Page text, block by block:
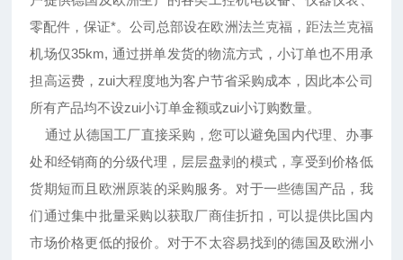
零配件，保证*。公司总部设在欧洲法兰克福，距法兰克福
机场仅35km, 通过拼单发货的物流方式，小订单也不用承
担高运费，zui大程度地为客户节省采购成本，因此本公司
所有产品均不设zui小订单金额或zui小订购数量。
通过从德国工厂直接采购，您可以避免国内代理、办事
处和经销商的分级代理，层层盘剥的模式，享受到价格低
货期短而且欧洲原装的采购服务。对于一些德国产品，我
们通过集中批量采购以获取厂商佳折扣，可以提供比国内
市场价格更低的报价。对于不太容易找到的德国及欧洲小